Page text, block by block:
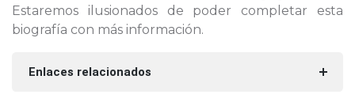
Estaremos ilusionados de poder completar esta
biografía con más información.
Enlaces relacionados